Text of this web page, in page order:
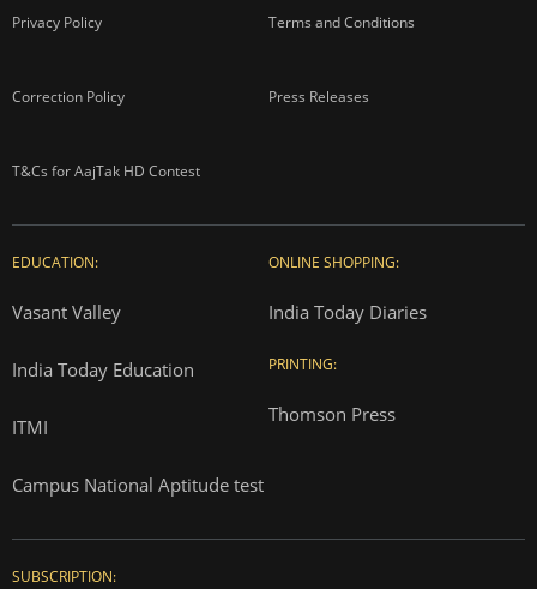
Privacy Policy Terms and Conditions
Correction Policy Press Releases
T&Cs for AajTak HD Contest
EDUCATION:
Vasant Valley
India Today Education
ITMI
Campus National Aptitude test
ONLINE SHOPPING:
India Today Diaries
PRINTING:
Thomson Press
SUBSCRIPTION: